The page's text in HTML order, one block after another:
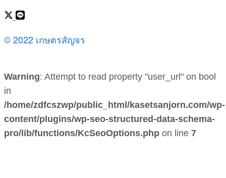
© 2022 เกษตรสัญจร
Warning: Attempt to read property "user_url" on bool
in
/home/zdfcszwp/public_html/kasetsanjorn.com/wp-
content/plugins/wp-seo-structured-data-schema-
pro/lib/functions/KcSeoOptions.php on line 7